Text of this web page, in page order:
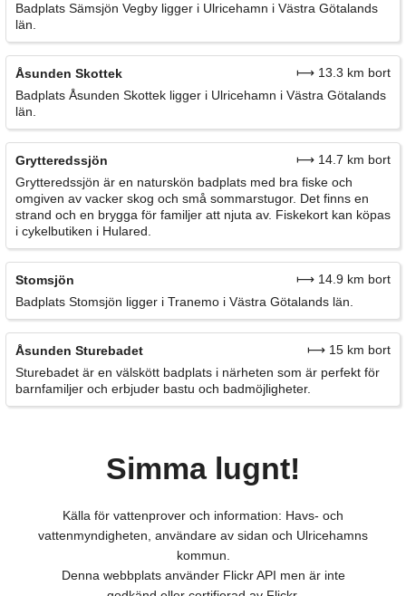
Badplats Sämsjön Vegby ligger i Ulricehamn i Västra Götalands
län.
Åsunden Skottek
⟼ 13.3 km bort
Badplats Åsunden Skottek ligger i Ulricehamn i Västra Götalands
län.
Grytteredssjön
⟼ 14.7 km bort
Grytteredssjön är en naturskön badplats med bra fiske och
omgiven av vacker skog och små sommarstugor. Det finns en
strand och en brygga för familjer att njuta av. Fiskekort kan köpas
i cykelbutiken i Hulared.
Stomsjön
⟼ 14.9 km bort
Badplats Stomsjön ligger i Tranemo i Västra Götalands län.
Åsunden Sturebadet
⟼ 15 km bort
Sturebadet är en välskött badplats i närheten som är perfekt för
barnfamiljer och erbjuder bastu och badmöjligheter.
Simma lugnt!
Källa för vattenprover och information: Havs- och
vattenmyndigheten, användare av sidan och Ulricehamns
kommun.
Denna webbplats använder Flickr API men är inte